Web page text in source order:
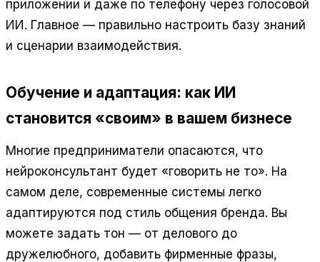
приложении и даже по телефону через голосовой
ИИ. Главное — правильно настроить базу знаний
и сценарии взаимодействия.
Обучение и адаптация: как ИИ
становится «своим» в вашем бизнесе
Многие предприниматели опасаются, что
нейроконсультант будет «говорить не то». На
самом деле, современные системы легко
адаптируются под стиль общения бренда. Вы
можете задать тон — от делового до
дружелюбного, добавить фирменные фразы,